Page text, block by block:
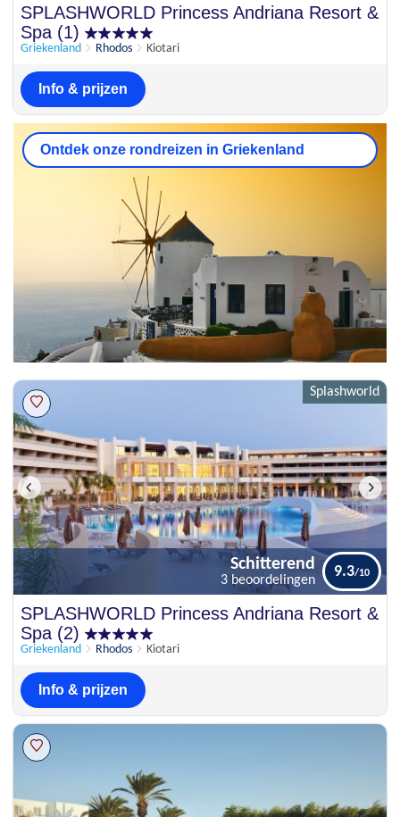
Prima 7.9
SPLASHWORLD Princess Andriana Resort &
Spa (1)
Griekenland Rhodos Kiotari
Info & prijzen
Ontdek onze rondreizen in Griekenland
Splashworld
Schitterend 9.3
SPLASHWORLD Princess Andriana Resort &
Spa (2)
Griekenland Rhodos Kiotari
Schitterend
3 beoordelingen
9.3
Info & prijzen